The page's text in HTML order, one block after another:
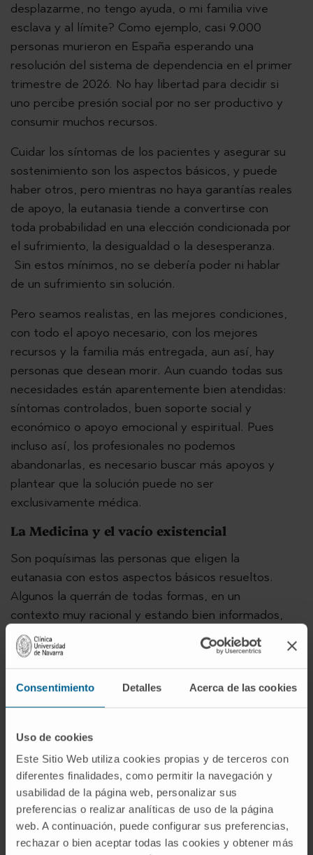
Consentimiento Detalles Acerca de las cookies
Uso de cookies
Este Sitio Web utiliza cookies propias y de terceros con
diferentes finalidades, como permitir la navegación y
usabilidad de la página web, personalizar sus
preferencias o realizar analíticas de uso de la página
web. A continuación, puede configurar sus preferencias,
rechazar o bien aceptar todas las cookies y obtener más
desplazarme, no tengo ayuda, o mi familia vive
esclava y al límite? Como ejemplo, casi 9.000
personas murieron en España esperando una
resolución del sistema de dependencia en el primer
trimestre de 2026. No hay libertad para decidir si
uno percibe presión social por no ser productivo y
consumir muchos recursos.
Cuidar los síntomas de los pacientes y asegurar su
sostenimiento son los aspectos básicos, y puede
haber otros, pero mientras no haya garantías reales
de apoyo, la eutanasia tiende a convertirse con
toda probabilidad en una elección condicionada por
el sufrimiento, la desigualdad o la desesperanza.
Sin estos mínimos, no se debería poder ni hablar
de un sufrimiento sin solución.
Pero seamos realistas, en las mejores condiciones,
con todo el apoyo necesario, con los mejores
recursos y la familia más entregada, aun así, hay
personas que desean morir. Aun cuando todas sus
necesidades están aparentemente bien atendidas:
síntomas controlados, buen soporte social y
económico o apoyo emocional y espiritual. Pues
incluso así, los profesionales no podemos
abandonarlas, es necesario buscar más apoyos y
plantear que la solución puede no ser
exclusivamente médica.
La Medicina y el vacío existencial
Son poquísimas las personas que eligen la
eutanasia con estos aspectos básicos resueltos.
Algunos la querrán de todas formas, en un
contexto muy racional y estando bien informados,
incluso por convicción. Y hay que reconocer que la
Medicina puede quedar impotente ante este vacío
existencial. Otras personas la pedirán por no
encontrar otra esperanza, por no hallar un sentido,
por falta de fuerzas, por un momento de debilidad,
Los estudios demuestran que este deseo de morir
es con frecuencia inconstante y que no se
manifiesta todos los días con la misma intensidad.
A veces se desvanece y esa persona incluso se